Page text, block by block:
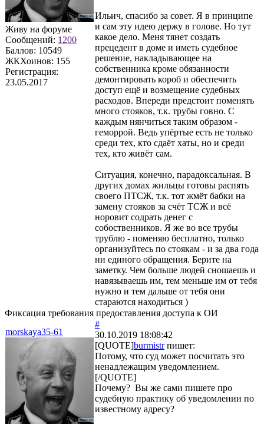
Живу на форуме
Сообщений: 1200
Баллов: 10549
ЖКХоинов: 155
Регистрация:
23.05.2017
Ильич, спасибо за совет. Я в принципе
и сам эту идею держу в голове. Но тут
какое дело. Меня тянет создать
прецедент в доме и иметь судебное
решение, накладывающее на
собственника кроме обязанности
демонтировать короб и обеспечить
доступ ещё и возмещение судебных
расходов. Впереди предстоит поменять
много стояков, т.к. трубы говно. С
каждым нянчиться таким образом -
геморрой. Ведь упёртые есть не только
среди тех, кто сдаёт хаты, но и среди
тех, кто живёт сам.
Ситуация, конечно, парадоксальная. В
других домах жильцы готовы распять
своего ПТСЖ, т.к. тот жмёт бабки на
замену стояков за счёт ТСЖ и всё
норовит содрать денег с
собоственников. Я же во все трубы
трублю - поменяю бесплатно, только
организуйтесь по стоякам - и за два года
ни единого обращения. Берите на
заметку. Чем больше людей сношаешь и
навязываешь им, тем меньше им от тебя
нужно и тем дальше от тебя они
стараются находиться )
Фиксация требования предоставления доступа к ОИ
morskaya35-61
#
30.10.2019 18:08:42
[QUOTE]burmistrпишет:
Потому, что суд может посчитать это
ненадлежащим уведомлением.
[/QUOTE]
Почему? Вы же сами пишете про
судебную практику об уведомлении по
известному адресу?